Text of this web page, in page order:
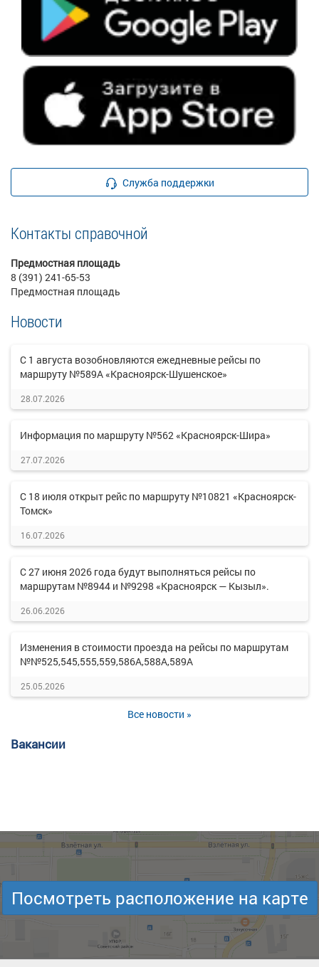
Служба поддержки
Контакты справочной
Предмостная площадь
8 (391) 241-65-53
Предмостная площадь
Новости
С 1 августа возобновляются ежедневные рейсы по
маршруту №589А «Красноярск-Шушенское»
28.07.2026
Информация по маршруту №562 «Красноярск-Шира»
27.07.2026
С 18 июля открыт рейс по маршруту №10821 «Красноярск-
Томск»
16.07.2026
С 27 июня 2026 года будут выполняться рейсы по
маршрутам №8944 и №9298 «Красноярск — Кызыл».
26.06.2026
Изменения в стоимости проезда на рейсы по маршрутам
№№525,545,555,559,586А,588А,589А
25.05.2026
Все новости »
Вакансии
Посмотреть расположение на карте